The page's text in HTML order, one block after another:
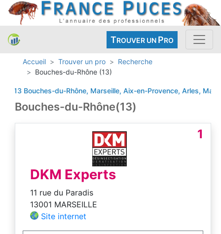
TROUVER UN PRO
Accueil Trouver un pro
Recherche
Bouches-du-Rhône (13)
13 Bouches-du-Rhône, Marseille, Aix-en-Provence, Arles,
Bouches-du-Rhône(13)
1
DKM Experts
11 rue du Paradis
13001 MARSEILLE
Site internet